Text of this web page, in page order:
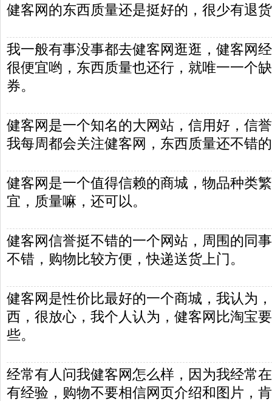
健客网的东西质量还是挺好的，很少有退
我一般有事没事都去健客网逛逛，健客网
很便宜哟，东西质量也还行，就唯一一个
券。
健客网是一个知名的大网站，信用好，信
我每周都会关注健客网，东西质量还不错
健客网是一个值得信赖的商城，物品种类
宜，质量嘛，还可以。
健客网信誉挺不错的一个网站，周围的同
不错，购物比较方便，快递送货上门。
健客网是性价比最好的一个商城，我认为
西，很放心，我个人认为，健客网比淘宝
些。
经常有人问我健客网怎么样，因为我经常
有经验，购物不要相信网页介绍和图片，